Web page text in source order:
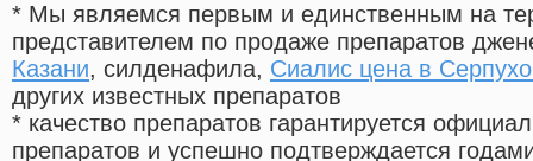
* Мы являемся первым и единственным на
представителем по продаже препаратов
Казани, силденафила, Сиалис цена в
других известных препаратов
* качество препаратов гарантируется
препаратов и успешно подтверждается